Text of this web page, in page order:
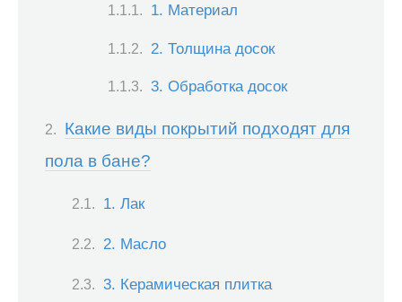
1. Материал
2. Толщина досок
3. Обработка досок
Какие виды покрытий подходят для
пола в бане?
1. Лак
2. Масло
3. Керамическая плитка